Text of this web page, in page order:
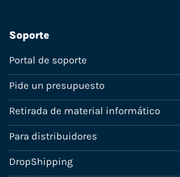
Soporte
Portal de soporte
Pide un presupuesto
Retirada de material informático
Para distribuidores
DropShipping